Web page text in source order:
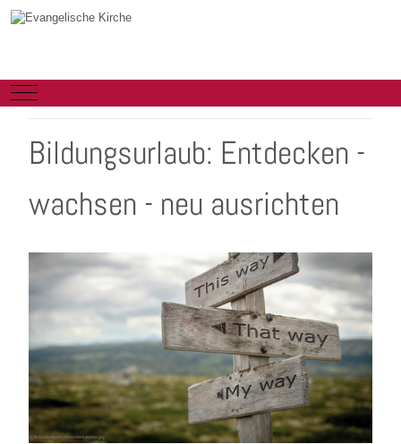
Mobile Menu Toggle
Bildungsurlaub: Entdecken -
wachsen - neu ausrichten